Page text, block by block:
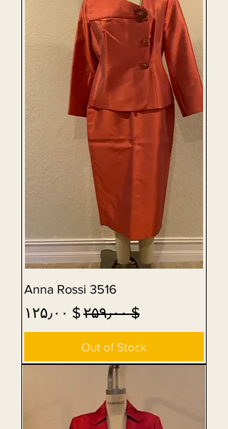
Anna Rossi 3516
Regular Price
$ ۲۵۹٫۰۰ Sale Price
$ ۱۲۵٫۰۰
Out of Stock